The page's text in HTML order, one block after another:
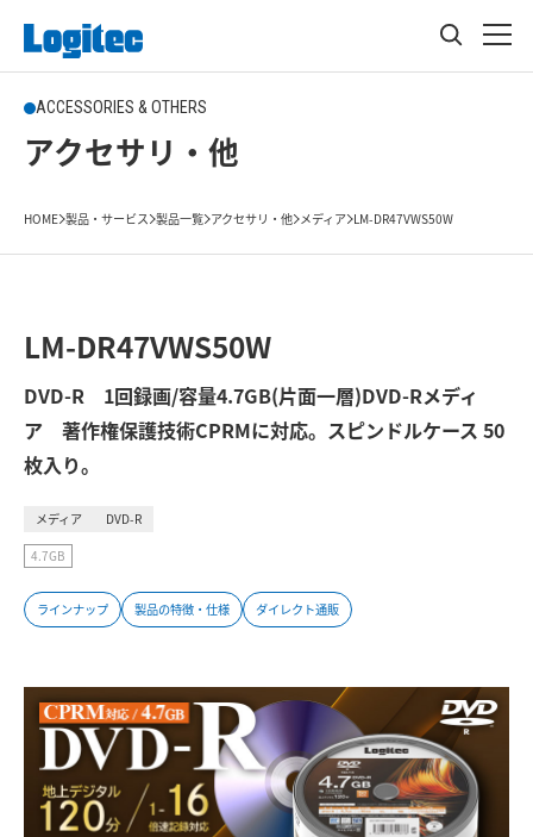
ACCESSORIES & OTHERS
アクセサリ・他
HOME 製品・サービス 製品一覧 アクセサリ・他 メディア LM-DR47VWS50W
LM-DR47VWS50W
DVD-R 1回録画/容量4.7GB(片面一層)DVD-Rメディ
ア 著作権保護技術CPRMに対応。スピンドルケース 50
枚入り。
メディア DVD-R
4.7GB
ラインナップ 製品の特徴・仕様 ダイレクト通販